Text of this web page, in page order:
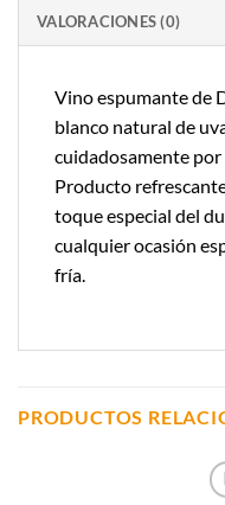
VALORACIONES (0)
Vino espumante de
blanco natural de
cuidadosamente por
Producto
toque especial del
cualquier ocasión
fría.
PRODUCTOS